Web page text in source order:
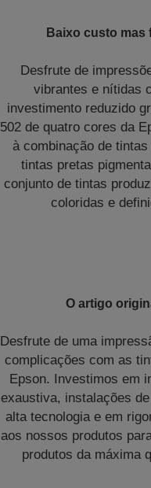
Baixo custo mas
Desfrute de
vibrantes e nítidas
investimento reduzido
502 de quatro cores da
à combinação de
tintas pretas
conjunto de tintas
coloridas e
O artigo
Desfrute de uma
complicações com as
Epson. Investimos em
exaustiva, instalações
alta tecnologia e em
aos nossos produtos
produtos da máxima